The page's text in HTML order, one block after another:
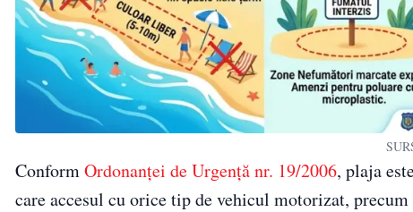
ConformOrdonanței de Urgență nr. 19/2006, plaja
care accesul cu orice tip de vehicul motorizat,